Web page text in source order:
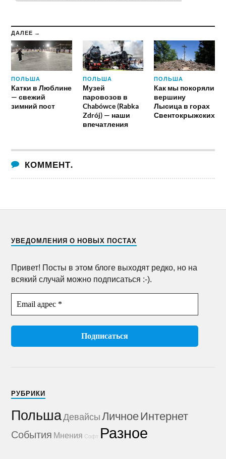
ДАЛЕЕ →
ПОЛЬША
Катки в Люблине
— свежий
зимний пост
ПОЛЬША
Музей
паровозов в
Chabówce (Rabka
Zdrój) — наши
впечатления
ПОЛЬША
Как мы покоряли
вершину
Лысица в горах
Свентокрыжских
КОММЕНТ.
УВЕДОМЛЕНИЯ О НОВЫХ ПОСТАХ
Привет! Посты в этом блоге выходят редко, но на
всякий случай можно подписаться :-).
РУБРИКИ
ПольшаДевайсыЛичноеИнтернет
События Мнения Софт Разное